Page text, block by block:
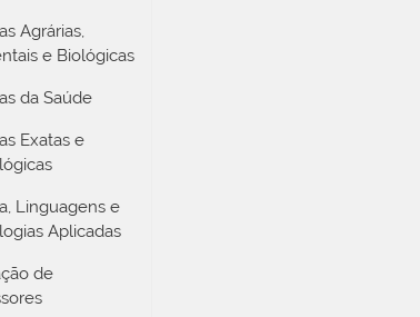
Agrárias,
e Biológicas
da Saúde
Exatas e
Linguagens e
Aplicadas
de